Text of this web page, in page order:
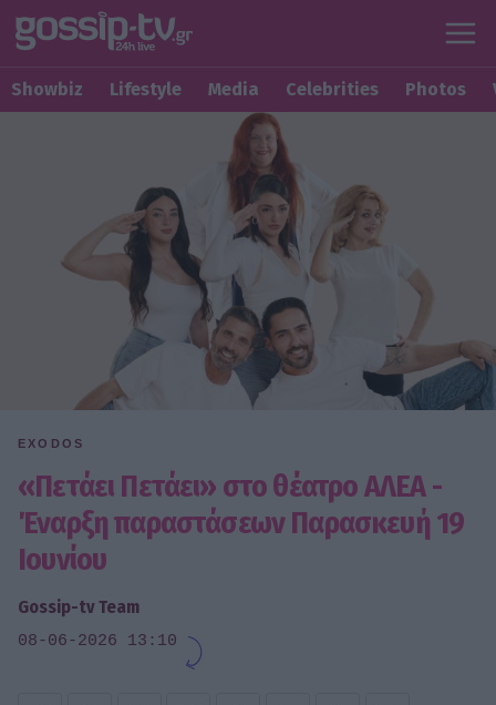
Showbiz Lifestyle Media Celebrities Photos
EXODOS
«Πετάει Πετάει» στο θέατρο ΑΛΕΑ -
Έναρξη παραστάσεων Παρασκευή 19
Ιουνίου
Gossip-tv Team
08-06-2026 13:10